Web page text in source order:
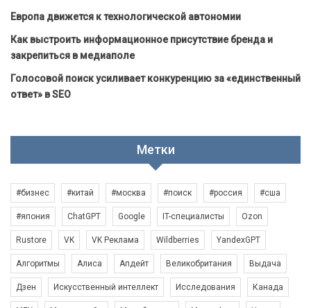
Европа движется к технологической автономии
Как выстроить информационное присутствие бренда и
закрепиться в медиаполе
Голосовой поиск усиливает конкуренцию за «единственный
ответ» в SEO
Метки
#бизнес #китай #москва #поиск #россия #сша
#япония ChatGPT Google IT-специалисты Ozon
Rustore VK VK Реклама Wildberries YandexGPT
Алгоритмы Алиса Апдейт Великобритания Выдача
Дзен Искусственный интеллект Исследования Канада